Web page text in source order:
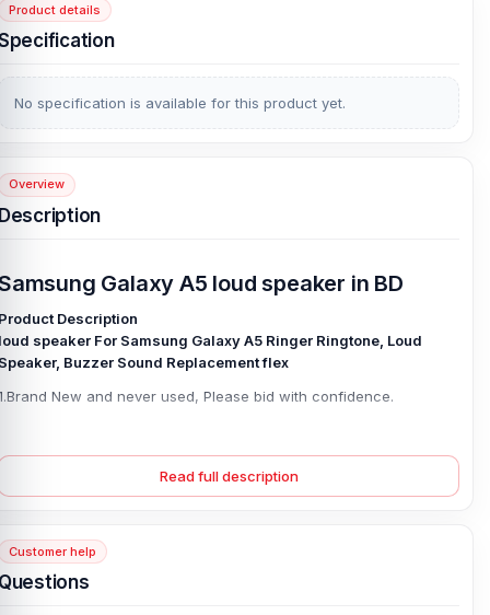
Product details
No specification is available for this product yet.
Overview
Galaxy A5 loud speaker in BD
Description
speaker For Samsung Galaxy A5 Ringer Ringtone, Loud
Buzzer Sound Replacement flex
New and never used, Please bid with confidence.
We share the latest information of mobile phone
parts in Bangladeshi market with all our customers
Disassembling so we do it properly by our technical person.
Read full description
Customer help